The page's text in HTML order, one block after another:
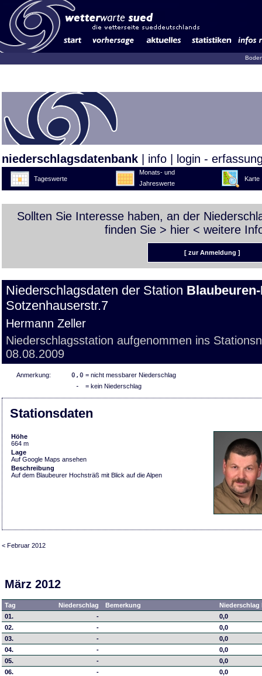
niederschlagsdatenbank info login -
Tageswerte
Monats- und
Jahreswerte
Karte
Sollten Sie Interesse haben, an der
finden Sie > hier < weitere
[ zur Anmeldung ]
Niederschlagsdaten der Station
Sotzenhauserstr.7
Hermann Zeller
Niederschlagsstation aufgenommen ins
08.08.2009
Anmerkung: 0,0 = nicht messbarer Niederschlag
- = kein Niederschlag
Stationsdaten
Höhe
664 m
Lage
Auf Google Maps ansehen
Beschreibung
Auf dem Blaubeurer Hochsträß mit Blick auf die Alpen
< Februar 2012
März 2012
Tag Niederschlag Bemerkung
01.
-
0,0
02.
-
0,0
03.
-
0,0
04.
-
0,0
05.
-
0,0
06.
-
0,0